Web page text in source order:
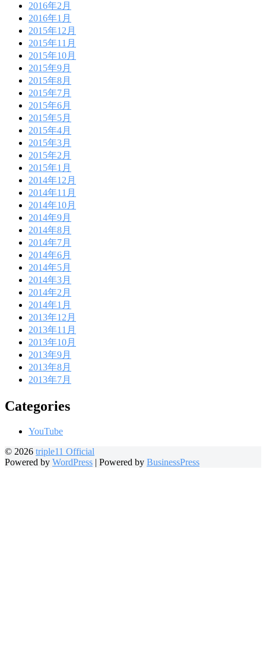
2016年2月
2016年1月
2015年12月
2015年11月
2015年10月
2015年9月
2015年8月
2015年7月
2015年6月
2015年5月
2015年4月
2015年3月
2015年2月
2015年1月
2014年12月
2014年11月
2014年10月
2014年9月
2014年8月
2014年7月
2014年6月
2014年5月
2014年3月
2014年2月
2014年1月
2013年12月
2013年11月
2013年10月
2013年9月
2013年8月
2013年7月
Categories
YouTube
© 2026 triple11 Official
Powered by WordPress | Powered by BusinessPress